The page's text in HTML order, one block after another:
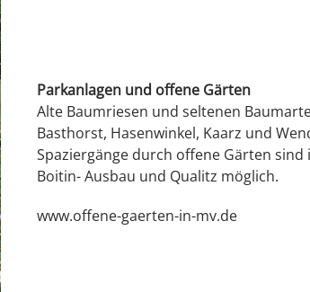
Parkanlagen und offene Gärten
Alte Baumriesen und seltenen
Basthorst, Hasenwinkel, Kaarz und
Spaziergänge durch offene Gärten
Boitin- Ausbau und Qualitz möglich.
www.offene-gaerten-in-mv.de